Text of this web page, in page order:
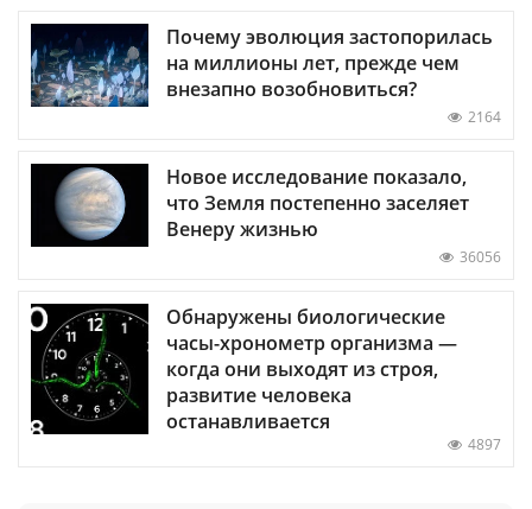
Почему эволюция застопорилась
на миллионы лет, прежде чем
внезапно возобновиться?
2164
Новое исследование показало,
что Земля постепенно заселяет
Венеру жизнью
36056
Обнаружены биологические
часы-хронометр организма —
когда они выходят из строя,
развитие человека
останавливается
4897